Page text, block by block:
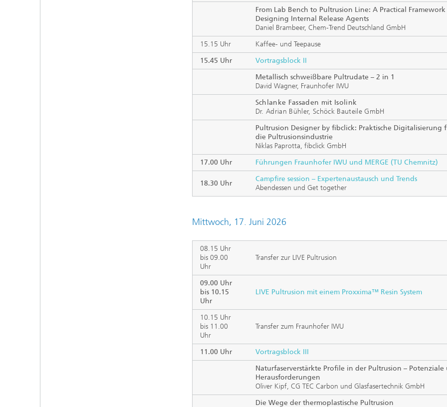
From Lab Bench to Pultrusion Line: A Practical
Designing Internal Release Agents
Daniel Brambeer, Chem-Trend Deutschland GmbH
15.15 Uhr
Kaffee- und Teepause
15.45 Uhr
Vortragsblock II
Metallisch schweißbare Pultrudate – 2 in 1
David Wagner, Fraunhofer IWU
Schlanke Fassaden mit Isolink
Dr. Adrian Bühler, Schöck Bauteile GmbH
Pultrusion Designer by fibclick: Praktische Digitalisierung
die Pultrusionsindustrie
Niklas Paprotta, fibclick GmbH
17.00 Uhr
Führungen Fraunhofer IWU und MERGE (TU Chemnitz)
18.30 Uhr
Campfire session – Expertenaustausch und Trends
Abendessen und Get together
Mittwoch, 17. Juni 2026
08.15 Uhr
bis 09.00
Uhr
Transfer zur LIVE Pultrusion
09.00 Uhr
bis 10.15
Uhr
LIVE Pultrusion mit einem Proxxima™ Resin System
10.15 Uhr
bis 11.00
Uhr
Transfer zum Fraunhofer IWU
11.00 Uhr
Vortragsblock III
Naturfaserverstärkte Profile in der Pultrusion – Potenziale
Herausforderungen
Oliver Kipf, CG TEC Carbon und Glasfasertechnik GmbH
Die Wege der thermoplastische Pultrusion